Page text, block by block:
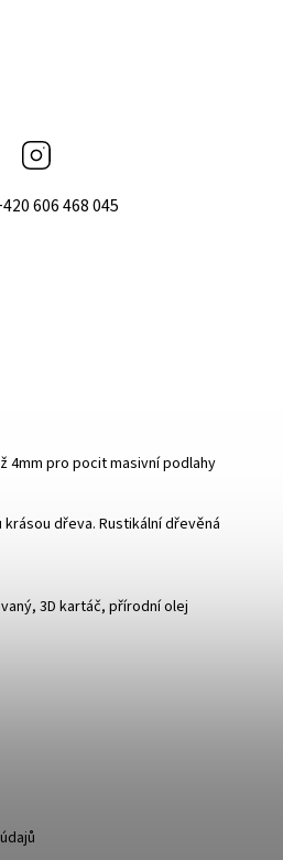
606 468 045
4mm pro pocit masivní podlahy
dřeva. Rustikální dřevěná
3D kartáč, přírodní olej